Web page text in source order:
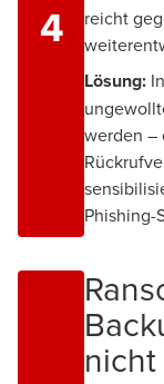
4
reicht
Lösung:
werden –
Phishing-